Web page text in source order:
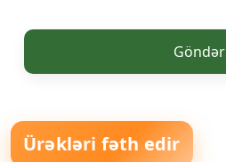
Göndər
Ürəkləri fəth edir